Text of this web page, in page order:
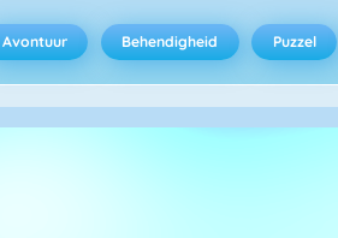
Avontuur Behendigheid Puzzel